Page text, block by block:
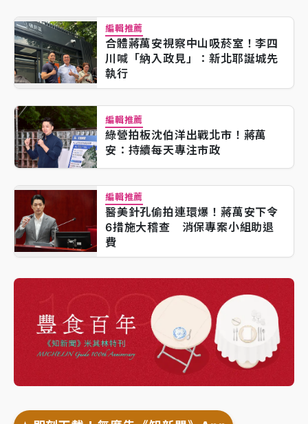
編輯推薦
合體蔣萬安視察中山吸菸室！李四
川喊「納入政見」：新北耶誕城先
執行
編輯推薦
綠營拍板沈伯洋出戰北市！蔣萬
安：持續每天專注市政
編輯推薦
醫美針孔偷拍連環爆！蔣萬安下令
6措施大稽查 消保專案小組助退
費